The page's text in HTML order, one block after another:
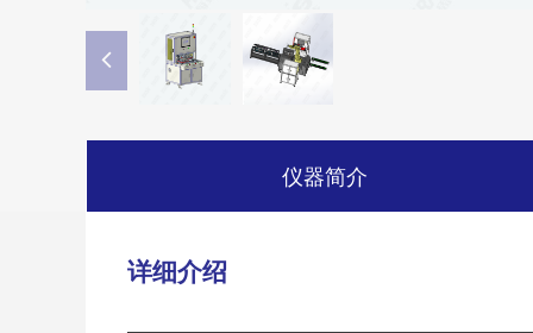
仪器简介
详细介绍